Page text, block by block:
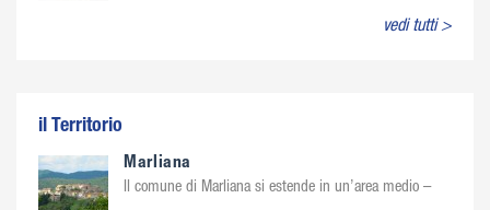
vedi tutti >
il Territorio
Marliana
Il comune di Marliana si estende in un’area medio –